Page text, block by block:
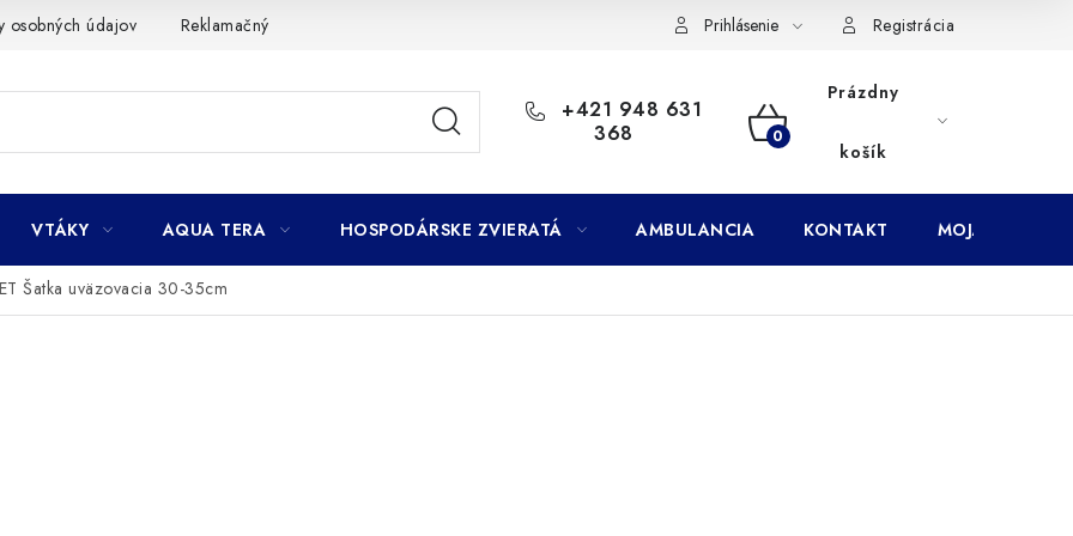
osobných údajov Reklamačný poriadok Subory Cookies Vernostný program AbovZoo
Prihlásenie Registrácia
+421 948 631
368
NÁKUPNÝ
Prázdny
košík
VTÁKY AQUA TERA HOSPODÁRSKE ZVIERATÁ AMBULANCIA KONTAKT MOJA
Šatka uväzovacia 30-35cm